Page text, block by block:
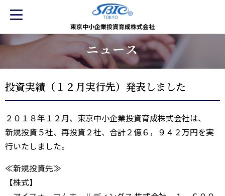
東京中小企業投資育成株式会社
ニュース
投資実績（１２月実行先）発表しました
２０１８年１２月、東京中小企業投資育成株式会社は、
新規投資５社、再投資２社、合計２億６，９４２万円を実
行いたしました。
≪新規投資先≫
【株式】